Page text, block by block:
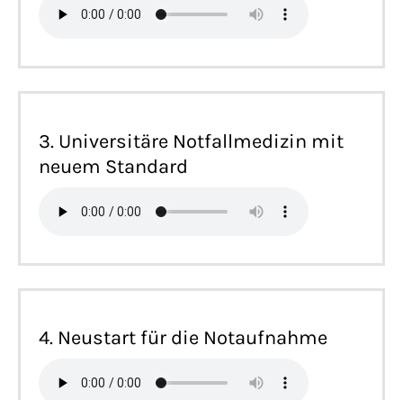
3. Universitäre Notfallmedizin mit
neuem Standard
4. Neustart für die Notaufnahme